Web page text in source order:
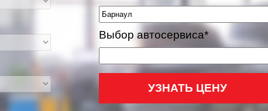
Выбор автосервиса*
УЗНАТЬ ЦЕНУ